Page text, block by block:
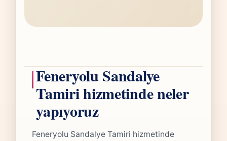
Feneryolu Sandalye
Tamiri hizmetinde neler
yapıyoruz
Feneryolu Sandalye Tamiri hizmetinde